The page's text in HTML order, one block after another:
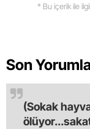
* Bu içerik ile
Son
(Sokak